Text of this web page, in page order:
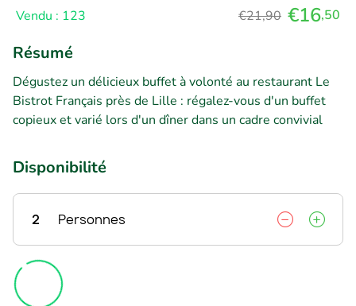
Vendu : 123 €21,90 €16,50
Résumé
Dégustez un délicieux buffet à volonté au restaurant Le
Bistrot Français près de Lille : régalez-vous d'un buffet
copieux et varié lors d'un dîner dans un cadre convivial
Disponibilité
2 Personnes